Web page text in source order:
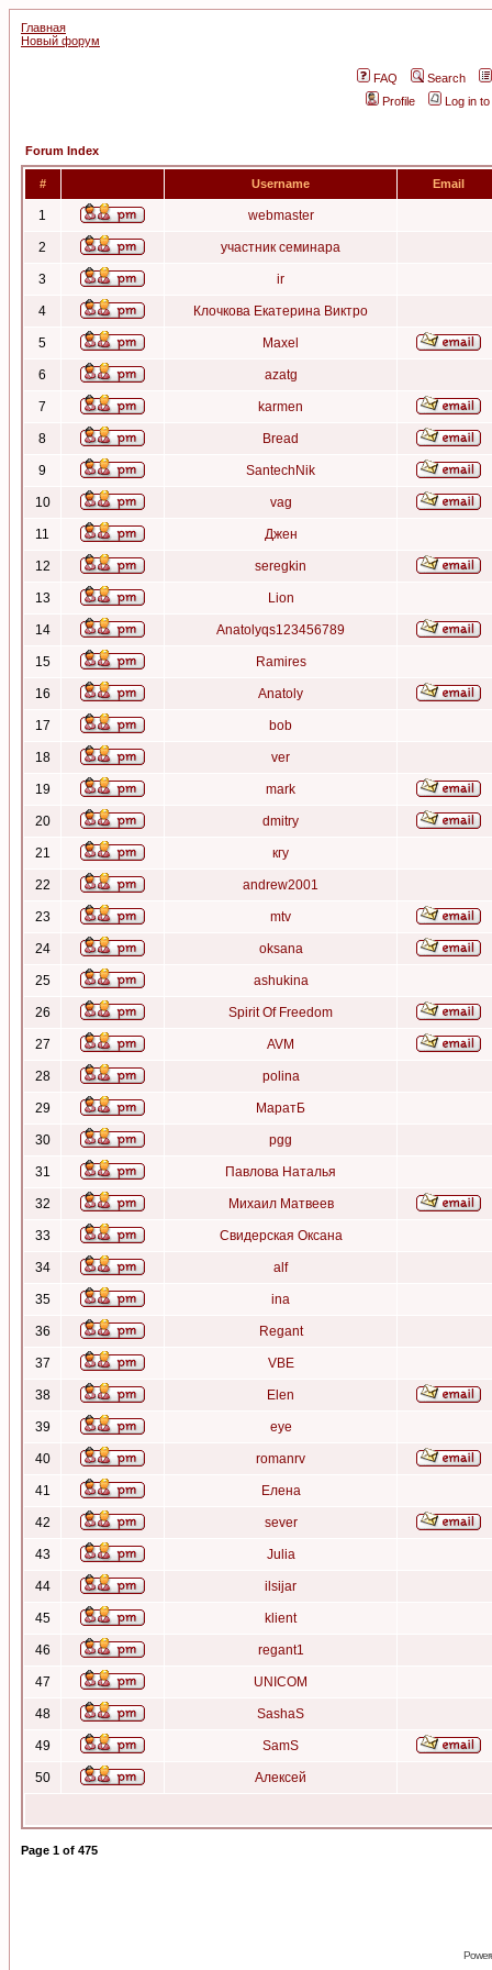
Главная
Новый форум
FAQ
Search
Profile
Log in
Forum Index
# Username Email
1 webmaster
2 участник семинара
3 ir
4 Клочкова Екатерина Виктро
5 Maxel
6 azatg
7 karmen
8 Bread
9 SantechNik
10 vag
11 Джен
12 seregkin
13 Lion
14 Anatolyqs123456789
15 Ramires
16 Anatoly
17 bob
18 ver
19 mark
20 dmitry
21 кгу
22 andrew2001
23 mtv
24 oksana
25 ashukina
26 Spirit Of Freedom
27 AVM
28 polina
29 МаратБ
30 pgg
31 Павлова Наталья
32 Михаил Матвеев
33 Свидерская Оксана
34 alf
35 ina
36 Regant
37 VBE
38 Elen
39 eye
40 romanrv
41 Елена
42 sever
43 Julia
44 ilsijar
45 klient
46 regant1
47 UNICOM
48 SashaS
49 SamS
50 Алексей
Page 1 of 475